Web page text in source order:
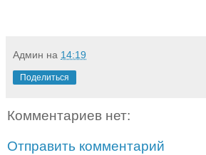
Админ на 14:19
Поделиться
Комментариев нет:
Отправить комментарий